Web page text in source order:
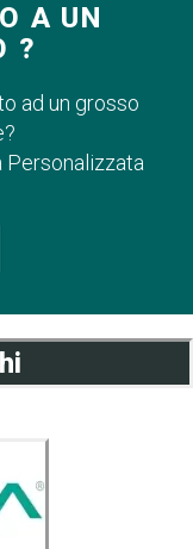
A UN
?
ad un grosso